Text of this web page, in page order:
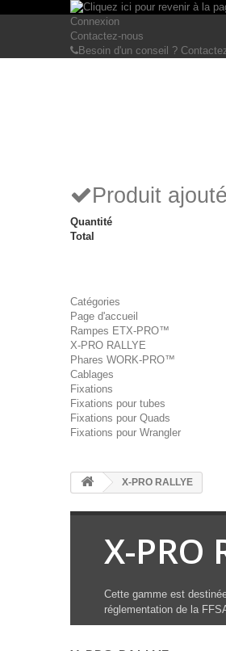
Connexion
Contactez-nous
Besoin d'un conseil ?
Produit
Quantité
Total
Catégories
Page d'accueil
Rampes ETX-PRO™
X-PRO RALLYE
Phares WORK-PRO™
Cablages
Fixations
Fixations pour tubes
Fixations pour Quads
Fixations pour Wrangler
X-PRO RALLYE
X-PRO
Cette gamme est
réglementation de la